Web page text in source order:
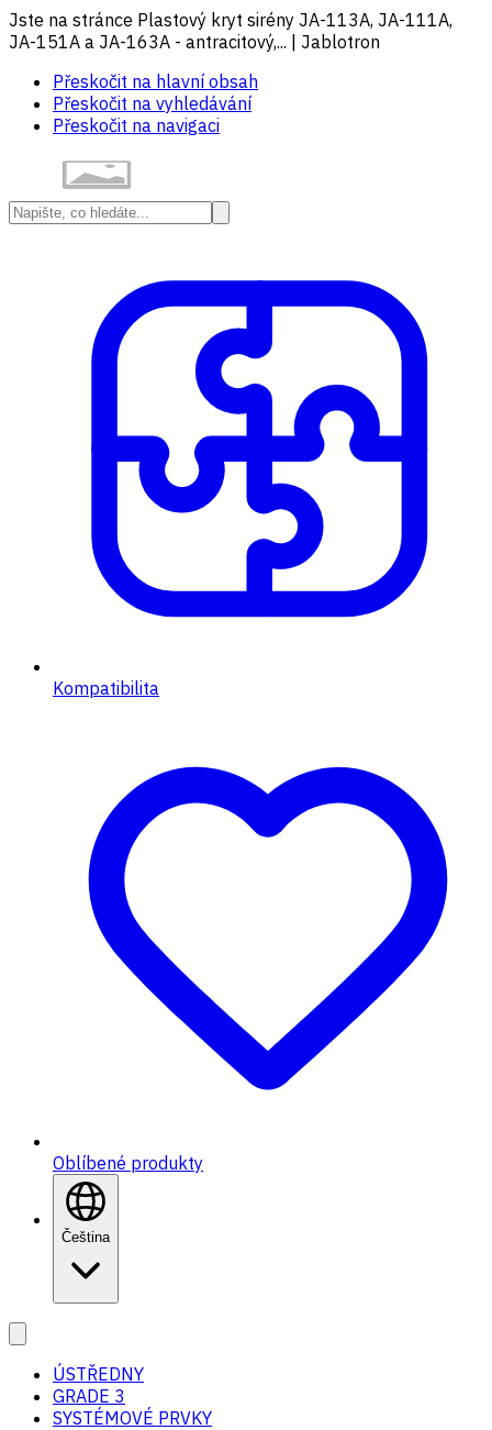
Jste na stránce Plastový kryt sirény JA-113A, JA-111A,
JA-151A a JA-163A - antracitový,... | Jablotron
Přeskočit na hlavní obsah
Přeskočit na vyhledávání
Přeskočit na navigaci
Kompatibilita
Oblíbené produkty
Čeština
ÚSTŘEDNY
GRADE 3
SYSTÉMOVÉ PRVKY